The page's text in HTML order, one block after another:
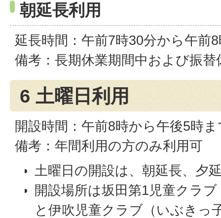
朝延長利用
延長時間：午前7時30分から午前
備考：長期休業期間中および振替
6 土曜日利用
開設時間：午前8時から午後5時ま
備考：年間利用の方のみ利用可
土曜日の開設は、朝延長、夕
開設場所は坂田第1児童クラ
と伊吹児童クラブ（いぶきっ